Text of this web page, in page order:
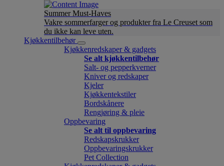
Summer Must-Haves
Vakre sommerfarger og produkter fra Le Creuset som
du ikke kan leve uten.
Kjøkkentilbehør
Kjøkkenredskaper & gadgets
Se alt kjøkkentilbehør
Salt- og pepperkverner
Kniver og redskaper
Kjeler
Kjøkkentekstiler
Bordskånere
Rengjøring & pleie
Oppbevaring
Se alt til oppbevaring
Redskapskrukker
Oppbevaringskrukker
Pet Collection